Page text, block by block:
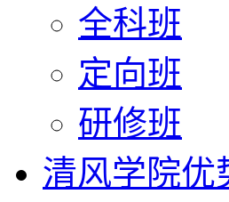
全科班
定向班
研修班
清风学院优